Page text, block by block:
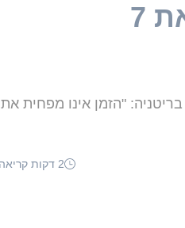
"לא נשכח את הזוועות": מנהיגי העולם מציינים את 7
"הזמן אינו מפחית את
2 דקות קריאה